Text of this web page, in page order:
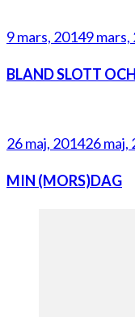
9 mars, 20149 mars,
BLAND SLOTT
26 maj, 201426 maj,
MIN (MORS)DAG